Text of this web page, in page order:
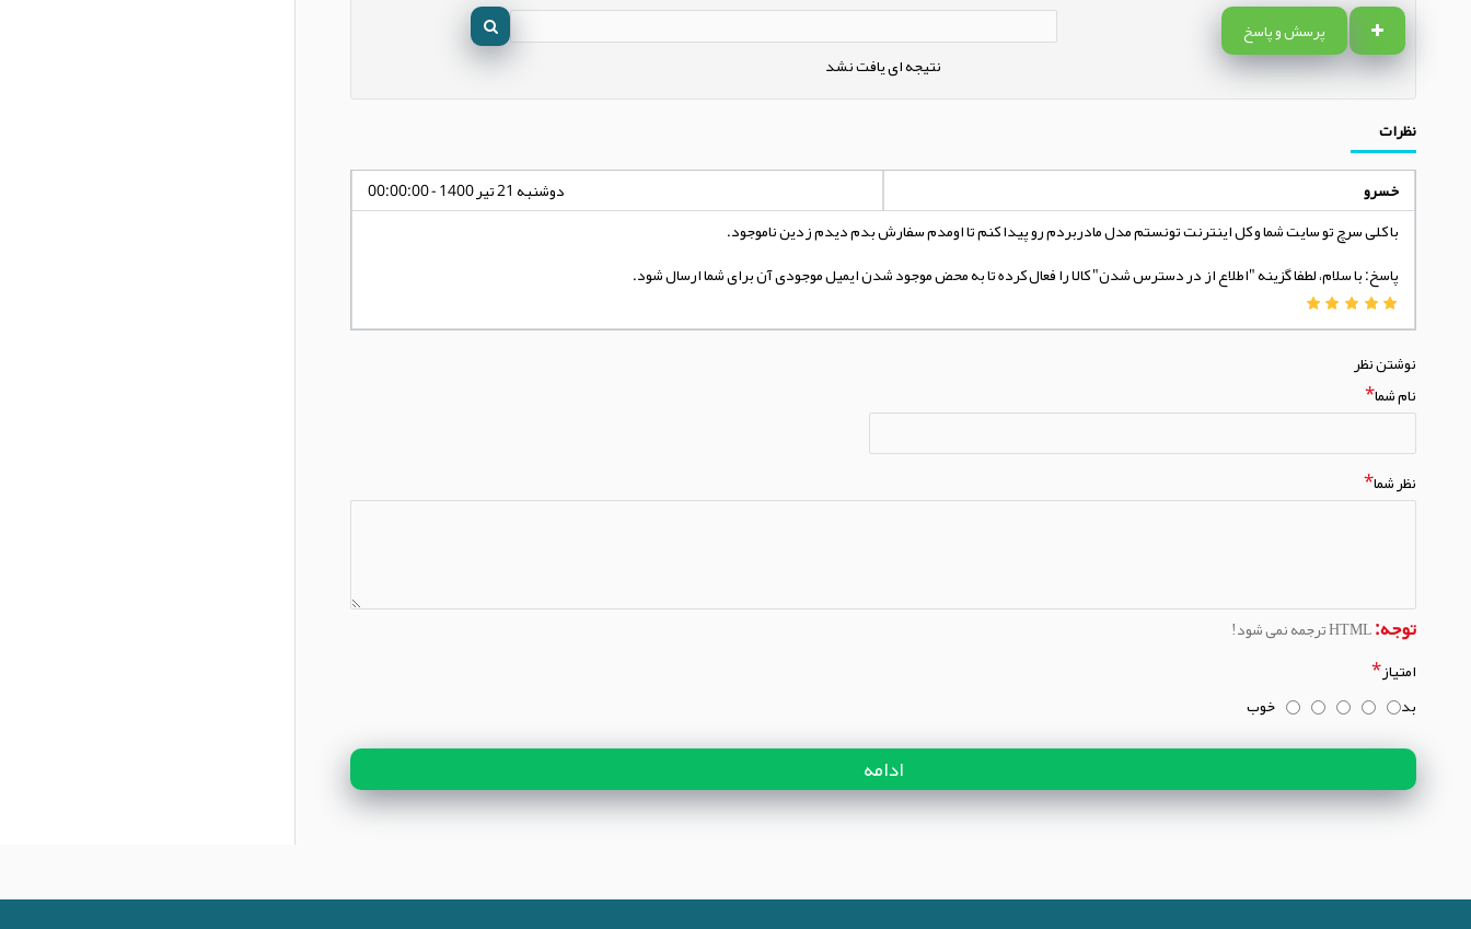
پرسش و پاسخ
نتیجه ای یافت نشد
نظرات
خسرو
دوشنبه 21 تیر 1400 - 00:00:00
با کلی سرچ تو سایت شما و کل اینترنت تونستم مدل مادربردم رو پیدا کنم تا اومدم سفارش بدم دیدم زدین ناموجود.
پاسخ: با سلام، لطفا گزینه "اطلاع از در دسترس شدن" کالا را فعال کرده تا به محض موجود شدن ایمیل موجودی آن برای شما ارسال شود.
نوشتن نظر
نام شما
نظر شما
توجه:
امتیاز
بد
خوب
ادامه